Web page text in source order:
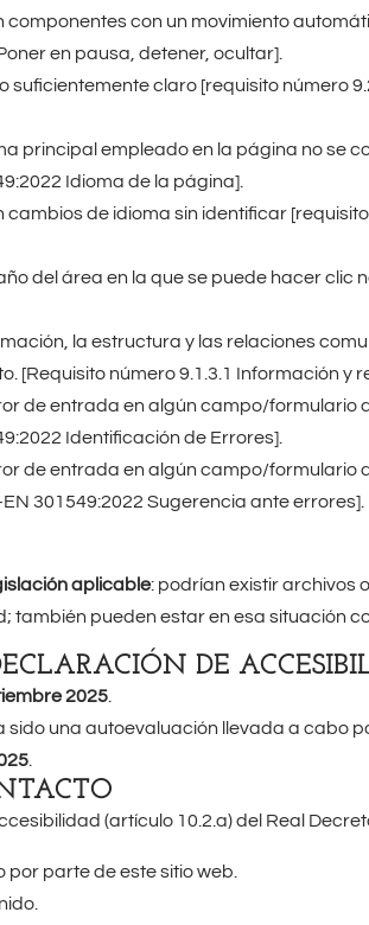
con un movimiento
en pausa, detener, ocultar].
suficientemente claro [requisito número
principal empleado en la página no se
Idioma de la página].
de idioma sin identificar
del área en la que se puede hacer
la estructura y las relaciones
[Requisito número 9.1.3.1 Información y
de entrada en algún campo/formulario
Identificación de Errores].
de entrada en algún campo/formulario
301549:2022 Sugerencia ante errores].
aplicable: podrían existir archivos
pueden estar en esa situación
DE
2025
una autoevaluación llevada a cabo
(artículo 10.2.a) del Real
parte de este sitio web.